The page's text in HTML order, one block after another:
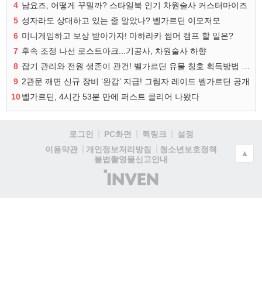
4 남요즈, 어떻게 꾸밀까? 스타일북 인기 차원술사 커스터마이즈
5 성자라도 상대하고 있는 줄 알았나? 벨가르딘 이모저모
6 미니게임하고 보상 받아가자! 마하라카 썸머 캠프 할 일은?
7 후속 조정 나선 로스트아크...기공사, 차원술사 하향
8
9 2관문 깨면 신규 장비 ‘완갑’ 지급! 그림자 레이드 벨가르딘 공개
10벨가르딘, 4시간 53분 만에 퍼스트 클리어 나왔다
로그인 PC화면 퀵링크
설정
이용약관
개인정보처리방침
청소년보호정책
불법촬영물신고안내
(주)
인
▲